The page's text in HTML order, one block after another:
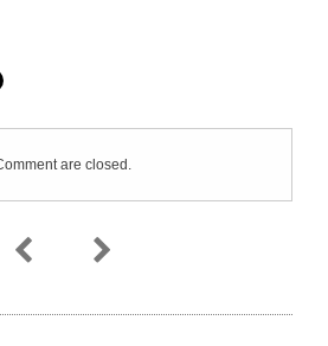
are closed.